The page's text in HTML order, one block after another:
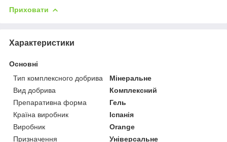
Приховати
Характеристики
Основні
Тип комплексного добрива
Мінеральне
Вид добрива
Комплексний
Препаративна форма
Гель
Країна виробник
Іспанія
Виробник
Orange
Призначення
Універсальне